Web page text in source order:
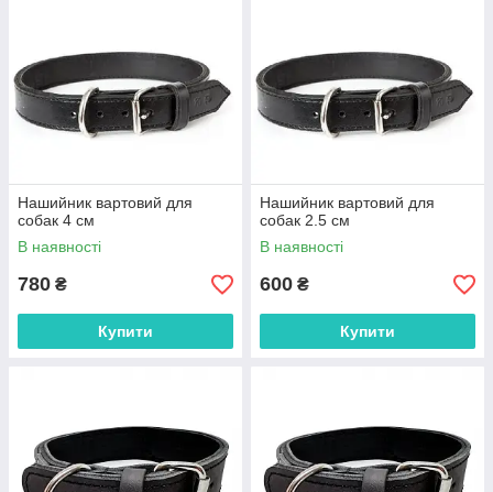
Нашийник вартовий для
собак 4 см
В наявності
780 ₴
Купити
Нашийник вартовий для
собак 2.5 см
В наявності
600 ₴
Купити